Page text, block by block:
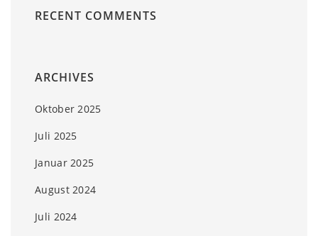
RECENT COMMENTS
ARCHIVES
Oktober 2025
Juli 2025
Januar 2025
August 2024
Juli 2024